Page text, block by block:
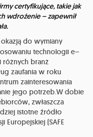
certyfikujące, takie jak
wdrożenie – zapewnił
okazją do wymiany
technologii e–
różnych branż
zaufania w roku
zainteresowania
jego potrzeb.W dobie
zwłaszcza
istotne źródło
Europejskiej (SAFE